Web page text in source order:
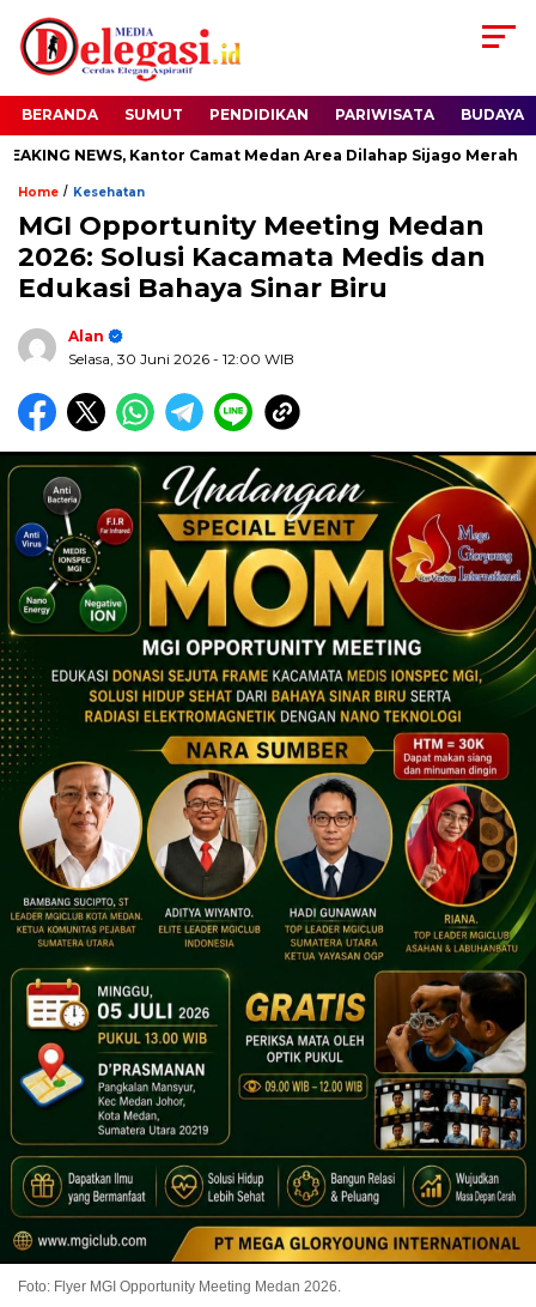
BERANDA SUMUT PENDIDIKAN PARIWISATA BUDAYA
NEWS, Kantor Camat Medan Area Dilahap Sijago Merah
Home / Kesehatan
MGI Opportunity Meeting Medan
2026: Solusi Kacamata Medis dan
Edukasi Bahaya Sinar Biru
Alan
Selasa, 30 Juni 2026 - 12:00 WIB
Foto: Flyer MGI Opportunity Meeting Medan 2026.